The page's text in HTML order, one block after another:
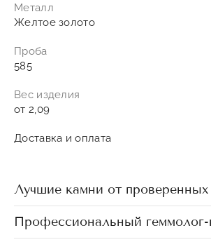
Металл
Желтое золото
Проба
585
Вес изделия
от 2,09
Доставка и оплата
Лучшие камни от
Профессиональный геммолог-